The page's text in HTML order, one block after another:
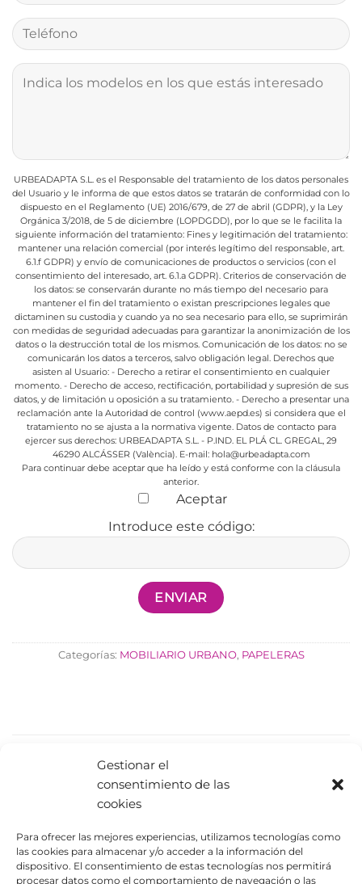
Gestionar el
consentimiento de las
cookies
Para ofrecer las mejores experiencias, utilizamos tecnologías como
las cookies para almacenar y/o acceder a la información del
dispositivo. El consentimiento de estas tecnologías nos permitirá
procesar datos como el comportamiento de navegación o las
URBEADAPTA S.L. es el Responsable del tratamiento de los datos personales
del Usuario y le informa de que estos datos se tratarán de conformidad con lo
dispuesto en el Reglamento (UE) 2016/679, de 27 de abril (GDPR), y la Ley
Orgánica 3/2018, de 5 de diciembre (LOPDGDD), por lo que se le facilita la
siguiente información del tratamiento:Fines y legitimación del tratamiento:
mantener una relación comercial (por interés legítimo del responsable, art.
6.1.f GDPR) y envío de comunicaciones de productos o servicios (con el
consentimiento del interesado, art. 6.1.a GDPR). Criterios de conservación de
los datos: se conservarán durante no más tiempo del necesario para
mantener el fin del tratamiento o existan prescripciones legales que
dictaminen su custodia y cuando ya no sea necesario para ello, se suprimirán
con medidas de seguridad adecuadas para garantizar la anonimización de los
datos o la destrucción total de los mismos. Comunicación de los datos: no se
comunicarán los datos a terceros, salvo obligación legal. Derechos que
asisten al Usuario: - Derecho a retirar el consentimiento en cualquier
momento. - Derecho de acceso, rectificación, portabilidad y supresión de sus
datos, y de limitación u oposición a su tratamiento. - Derecho a presentar una
reclamación ante la Autoridad de control (www.aepd.es) si considera que el
tratamiento no se ajusta a la normativa vigente. Datos de contacto para
ejercer sus derechos: URBEADAPTA S.L. - P.IND. EL PLÁ CL. GREGAL, 29
46290 ALCÁSSER (València). E-mail: hola@urbeadapta.com
Para continuar debe aceptar que ha leído y está conforme con la cláusula
anterior.
Aceptar
Introduce este código:
Categorías: MOBILIARIO URBANO, PAPELERAS